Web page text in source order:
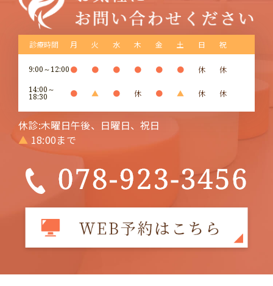
診療時間 月 火 水 木 金 土 日 祝
9:00～12:00● ● ● ● ● ● 休
休
14:00～
18:30 ● ▲ ● 休 ● ▲ 休 休
休診:木曜日午後、日曜日、祝日
▲ 18:00まで